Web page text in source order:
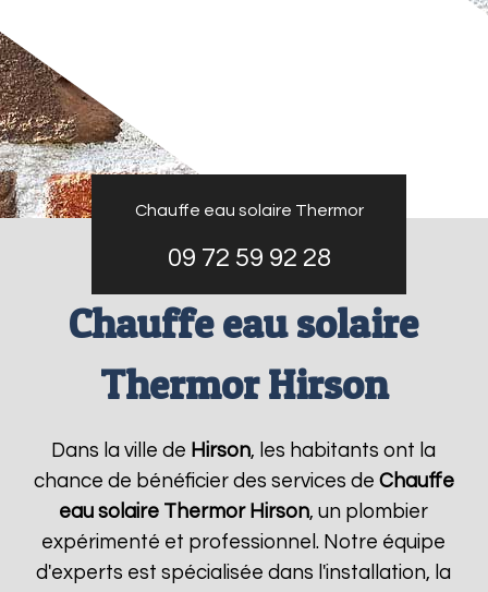
Chauffe eau solaire Thermor
09 72 59 92 28
Chauffe eau solaire
Thermor Hirson
Dans la ville de Hirson, les habitants ont la
chance de bénéficier des services de Chauffe
eau solaire Thermor Hirson, un plombier
expérimenté et professionnel. Notre équipe
d'experts est spécialisée dans l'installation, la